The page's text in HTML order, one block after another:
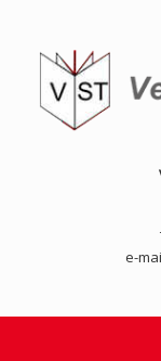
springen
e-